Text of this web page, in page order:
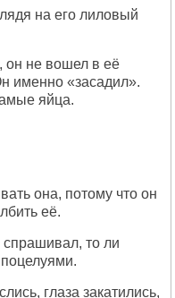
на его лиловый
он не вошел в её
именно «засадил».
яйца.
она, потому что он
её.
то ли
глаза закатились,